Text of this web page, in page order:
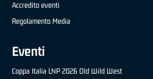
Accredito eventi
Regolamento Media
Eventi
Coppa Italia LNP 2026 Old Wild West